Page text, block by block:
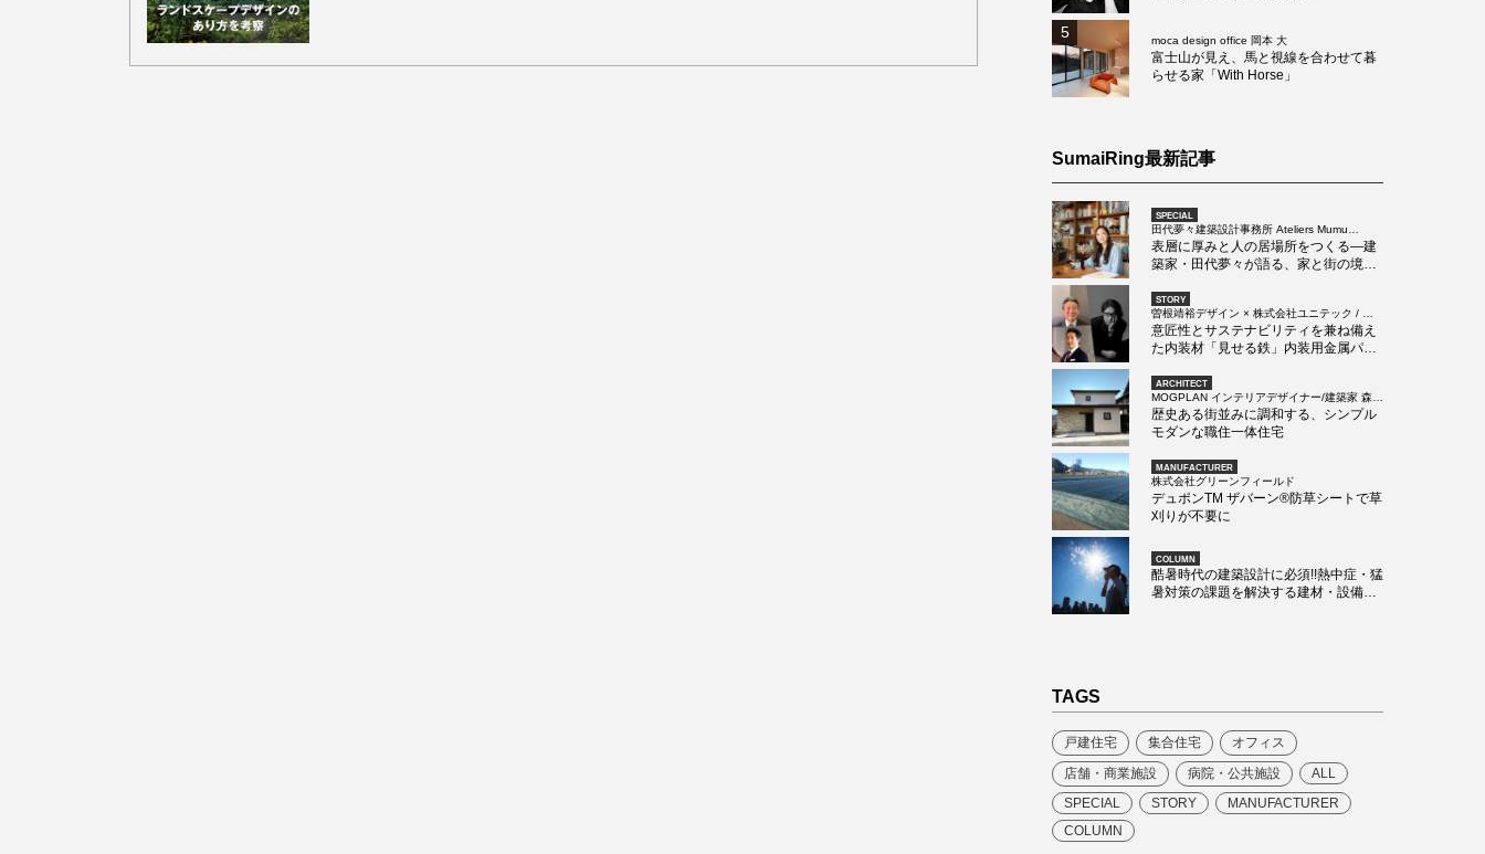
5 moca design office 岡本 大
富士山が見え、馬と視線を合わせて暮
らせる家「With Horse」
SumaiRing最新記事
SPECIAL
田代夢々建築設計事務所 Ateliers Mumu
Tashiro 代表 田代夢々
表層に厚みと人の居場所をつくる―建
築家・田代夢々が語る、家と街の境界
STORY
曽根靖裕デザイン × 株式会社ユニテック / 日
本製鉄株式会社
意匠性とサステナビリティを兼ね備え
た内装材「見せる鉄」内装用金属パネ
ARCHITECT
MOGPLAN インテリアデザイナー/建築家 森井
康順
歴史ある街並みに調和する、シンプル
モダンな職住一体住宅
MANUFACTURER
株式会社グリーンフィールド
デュポンTM ザバーン®防草シートで草
刈りが不要に
COLUMN
酷暑時代の建築設計に必須!!熱中症・猛
暑対策の課題を解決する建材・設備10
TAGS
戸建住宅 集合住宅
オフィス
店舗・商業施設
病院・公共施設
ALL
SPECIAL
STORY
MANUFACTURER
COLUMN